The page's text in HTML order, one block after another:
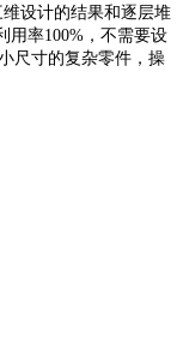
设计的结果和逐层堆
用率100%，不需要设
尺寸的复杂零件，操